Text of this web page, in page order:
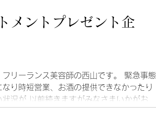
メントプレゼント企
フリーランス美容師の西山です。 緊急事態
なり時短営業、お酒の提供できなかったり
状況が 以前続きますがみなさまいかがお過